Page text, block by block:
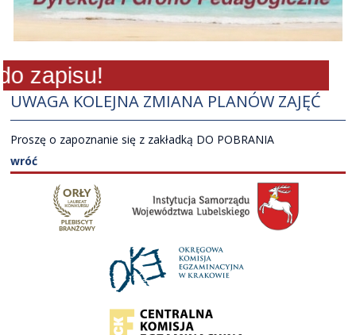
zapisu!
UWAGA KOLEJNA ZMIANA PLANÓW ZAJĘĆ
Proszę o zapoznanie się z zakładką DO POBRANIA
wróć